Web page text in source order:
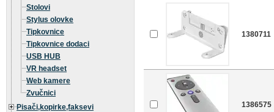
Stolovi
Stylus olovke
Tipkovnice
Tipkovnice dodaci
USB HUB
VR headset
Web kamere
Zvučnici
Pisači,kopirke,faksevi
1380711
1386575